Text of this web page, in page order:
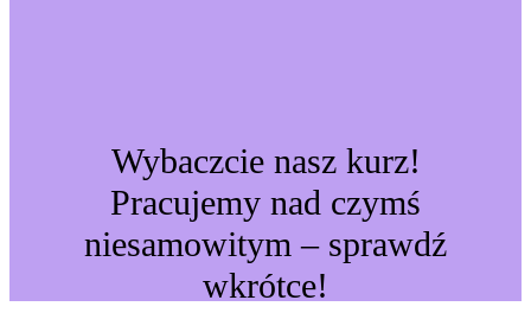
Wybaczcie nasz kurz!
Pracujemy nad czymś
niesamowitym – sprawdź
wkrótce!